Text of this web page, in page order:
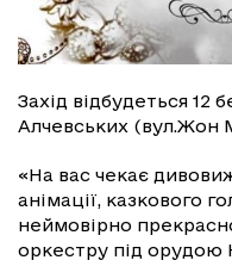
Захід відбудеться 12
Алчевських (вул.Жон
«На вас чекає
анімації, казкового
неймовірно
оркестру під орудою